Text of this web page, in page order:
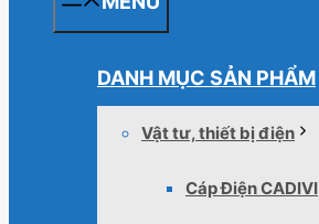
DANH MỤC SẢN PHẨM
Vật tư, thiết bị điện
Cáp Điện CADIVI